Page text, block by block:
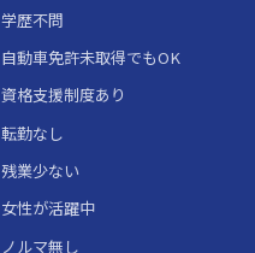
学歴不問
自動車免許未取得でもOK
資格支援制度あり
転勤なし
残業少ない
女性が活躍中
ノルマ無し